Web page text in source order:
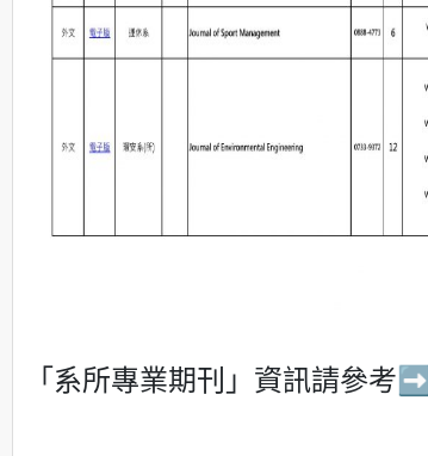
「系所專業期刊」資訊請參考➡️